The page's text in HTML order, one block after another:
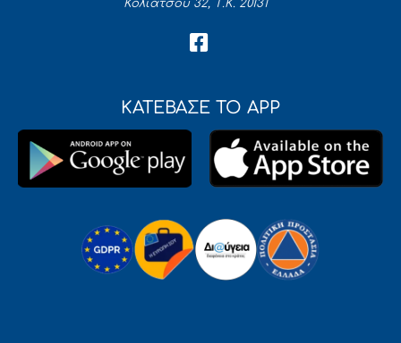
Κολιάτσου 32, Τ.Κ. 20131
ΚΑΤΕΒΑΣΕ ΤΟ APP